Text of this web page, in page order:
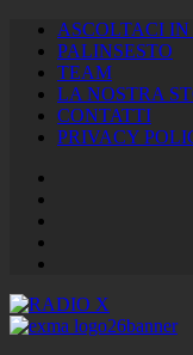
ASCOLTACI
PALINSESTO
TEAM
LA NOSTRA
CONTATTI
PRIVACY